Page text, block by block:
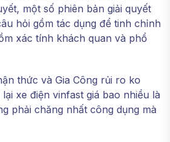
một số phiên bản giải quyết
hỏi gồm tác dụng để tinh chỉnh
xác tính khách quan và phổ
thức và Gia Công rủi ro ko
xe điện vinfast giá bao nhiều là
phải chăng nhất công dụng mà